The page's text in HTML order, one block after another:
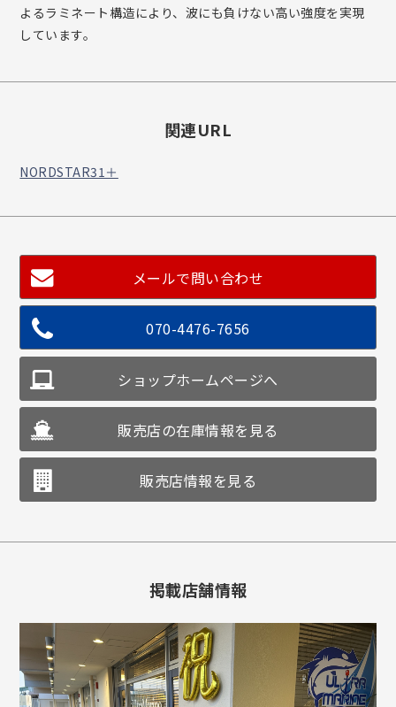
よるラミネート構造により、波にも負けない高い強度を実現
しています。
関連URL
NORDSTAR31＋
メールで問い合わせ
070-4476-7656
ショップホームページへ
販売店の在庫情報を見る
販売店情報を見る
掲載店舗情報